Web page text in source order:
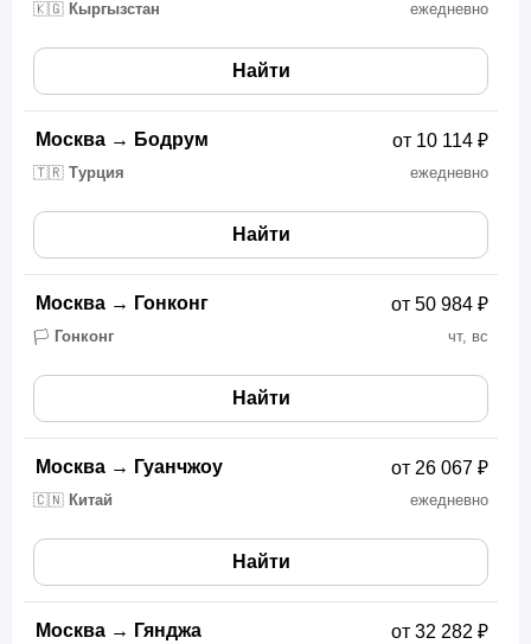
🇰🇬 Кыргызстан ежедневно
Найти
Москва → Бодрум
🇹🇷 Турция ежедневно
от 10 114 ₽
Найти
Москва → Гонконг
🏳️ Гонконг чт, вс
от 50 984 ₽
Найти
Москва → Гуанчжоу
🇨🇳 Китай ежедневно
от 26 067 ₽
Найти
Москва → Гянджа от 32 282 ₽